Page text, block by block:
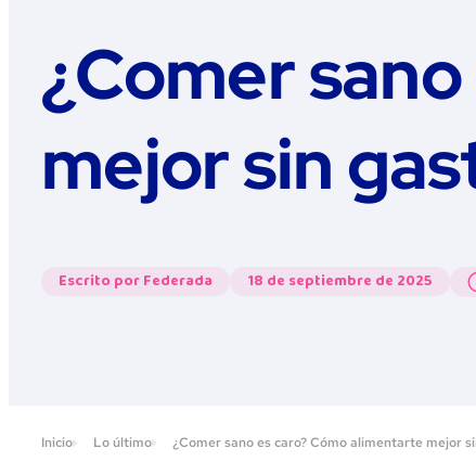
¿Comer
mejor sin
Escrito por Federada 18 de septiembre de 2025
Inicio Lo último ¿Comer sano es caro? Cómo alimentarte mejor